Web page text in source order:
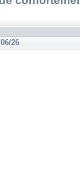
26